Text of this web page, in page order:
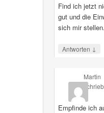
Find ich jetzt
gut und die
sich mir stellen.
Antworten ↓
Martin
schrieb
Empfinde ich